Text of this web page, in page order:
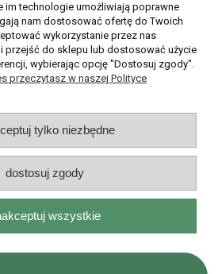
Moje konto
i dostawa
Informacje
O nas
| ul. Olszewskiego 99, 51-638 Wrocław |
|537 71 71 71| NIP: 8982036706 |
im technologie umożliwiają poprawne
nam dostosować ofertę do Twoich
wykorzystanie przez nas
przejść do sklepu lub dostosować użycie
wybierając opcję "Dostosuj zgody".
przeczytasz w naszej Polityce
tylko niezbędne
dostosuj zgody
wszystkie